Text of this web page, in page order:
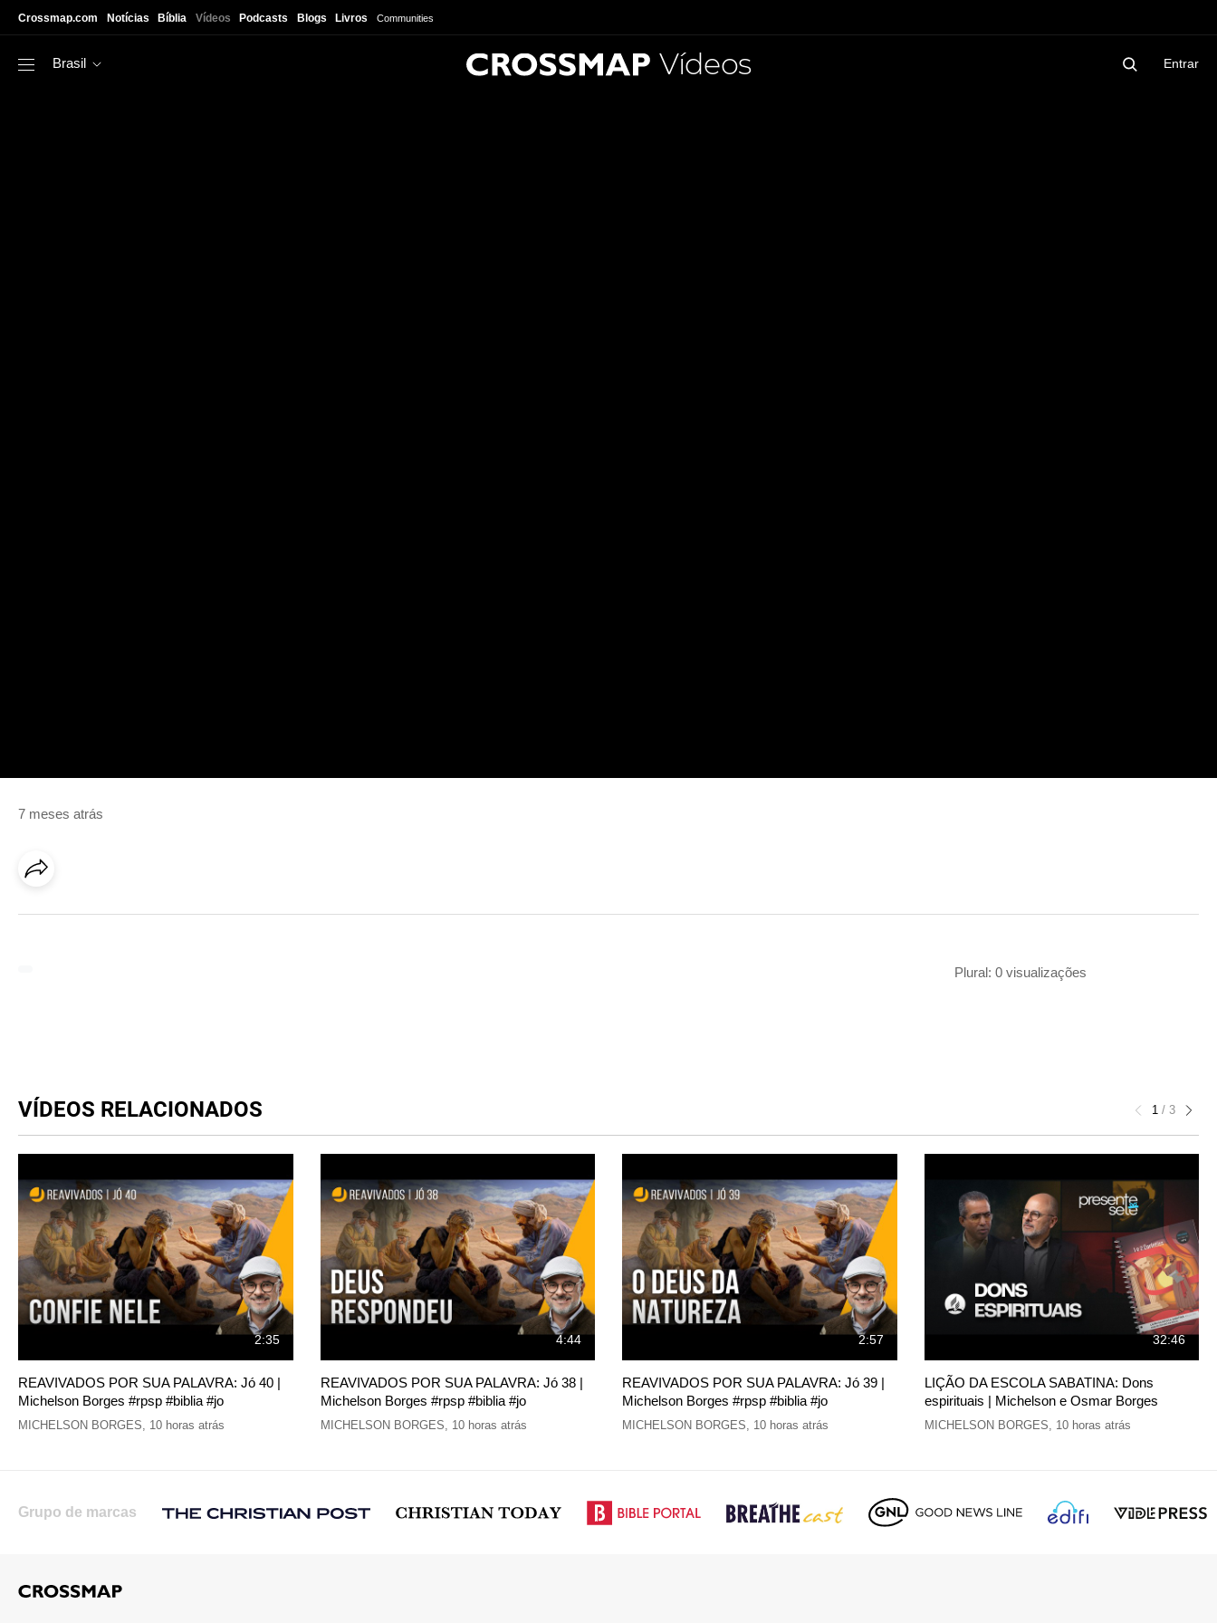
Crossmap.com Notícias Bíblia Vídeos Podcasts Blogs Livros Communities
Brasil Vídeos Entrar
7 meses atrás
Plural: 0 visualizações
VÍDEOS RELACIONADOS 1 / 3
2:35
REAVIVADOS POR SUA PALAVRA: Jó 40 |
Michelson Borges #rpsp #biblia #jo
MICHELSON BORGES 10 horas atrás
4:44
REAVIVADOS POR SUA PALAVRA: Jó 38 |
Michelson Borges #rpsp #biblia #jo
MICHELSON BORGES 10 horas atrás
2:57
REAVIVADOS POR SUA PALAVRA: Jó 39 |
Michelson Borges #rpsp #biblia #jo
MICHELSON BORGES 10 horas atrás
32:46
LIÇÃO DA ESCOLA SABATINA: Dons
espirituais | Michelson e Osmar Borges
MICHELSON BORGES 10 horas atrás
Grupo de marcas